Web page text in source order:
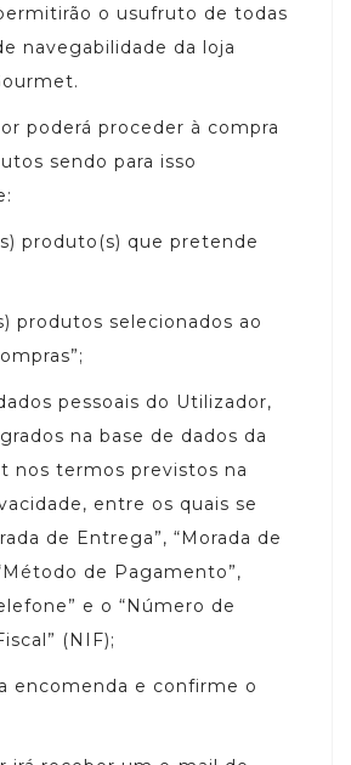
o usufruto de todas
navegabilidade da loja
poderá proceder à compra
sendo para isso
produto(s) que pretende
produtos selecionados ao
pessoais do Utilizador,
na base de dados da
nos termos previstos na
entre os quais se
de Entrega”, “Morada de
de Pagamento”,
e o “Número de
(NIF);
encomenda e confirme o